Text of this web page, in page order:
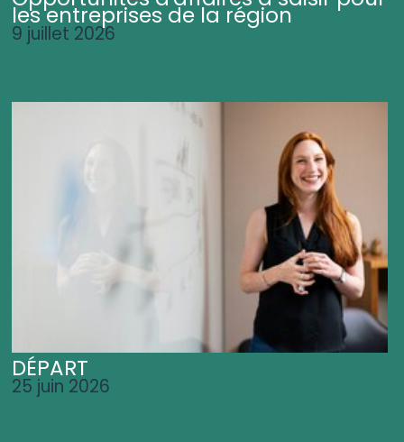
les entreprises de la région
9 juillet 2026
DÉPART
25 juin 2026